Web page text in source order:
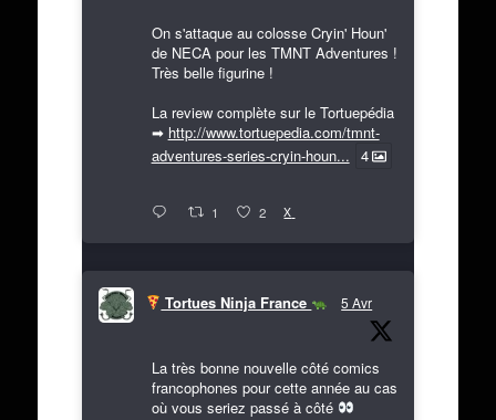
On s'attaque au colosse Cryin' Houn'
de NECA pour les TMNT Adventures !
Très belle figurine !
La review complète sur le Tortuepédia
➡ http://www.tortuepedia.com/tmnt-
adventures-series-cryin-houn... 4
1 2 X
Tortues Ninja France 5 Avr
La très bonne nouvelle côté comics
francophones pour cette année au cas
où vous seriez passé à côté